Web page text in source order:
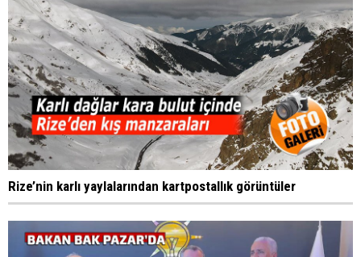
Rize’nin karlı yaylalarından kartpostallık görüntüler